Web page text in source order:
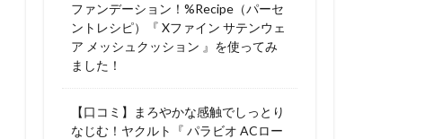
ファンデーション！%Recipe（パーセ
ントレシピ）『 Xファイン サテンウェ
ア メッシュクッション 』を使ってみ
ました！
【口コミ】まろやかな感触でしっとり
なじむ！ヤクルト『 パラビオ ACロー